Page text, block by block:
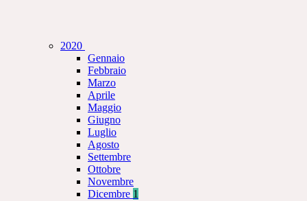
2020
Gennaio
Febbraio
Marzo
Aprile
Maggio
Giugno
Luglio
Agosto
Settembre
Ottobre
Novembre
Dicembre 1